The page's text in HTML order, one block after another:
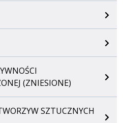
(ZNIESIONE)
SZTUCZNYCH